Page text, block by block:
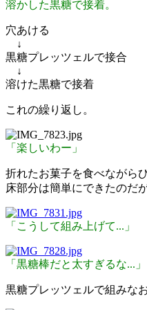
溶かした黒糖で接着。
穴あける
↓
黒糖プレッツェルで接合
↓
溶けた黒糖で接着
これの繰り返し。
「楽しいわー」
折れたお菓子を食べながら
床部分は簡単にできたのだ
「こうして組み上げて...」
「黒糖棒だと太すぎるな...」
黒糖プレッツェルで組みな